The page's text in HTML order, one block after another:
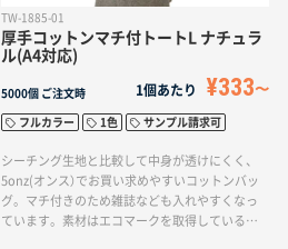
TW-1885-01
厚手コットンマチ付トートL ナチュラ
ル(A4対応)
5000個 ご注文時 1個あたり ¥333
フルカラー 1色 サンプル請求可
シーチング生地と比較して中身が透けにくく、
5onz(オンス）でお買い求めやすいコットンバッ
グ。マチ付きのため雑誌なども入れやすくなっ
ています。素材はエコマークを取得している無